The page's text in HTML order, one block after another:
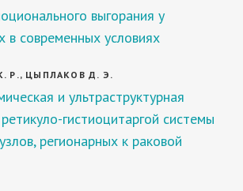
выгорания у
в современных условиях
Р., ЦЫПЛАКОВ Д. Э.
и ультраструктурная
гистиоцитаргой системы
регионарных к раковой